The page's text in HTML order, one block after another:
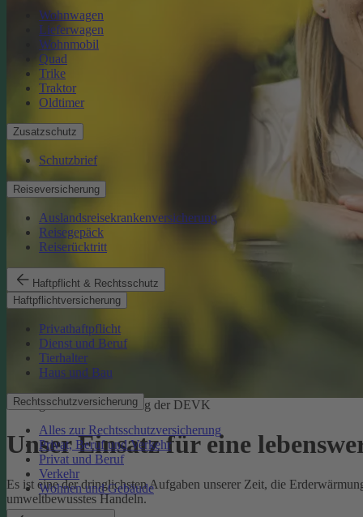
Wohnwagen
Lieferwagen
Wohnmobil
Quad
Trike
Traktor
Oldtimer
Zusatzschutz
Schutzbrief
Reiseversicherung
Auslandsreisekrankenversicherung
Reisegepäck
Reiserücktritt
Haftpflicht & Rechtsschutz
Haftpflichtversicherung
Privathaftpflicht
Dienst und Beruf
Tierhalter
Haus und Bau
Rechtsschutzversicherung
Alles zur Rechtsschutzversicherung
Privat, Beruf und Verkehr
Privat und Beruf
Verkehr
Wohnen und Gebäude
Ökologische Verantwortung der DEVK
Unser Einsatz für eine
Es ist eine der dringlichsten Aufgaben unserer Zeit, die
umweltbewusstes Handeln.